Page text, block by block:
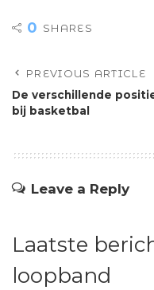
0 SHARES
PREVIOUS ARTICLE
De verschillende
bij basketbal
Leave a Reply
Laatste
loopband